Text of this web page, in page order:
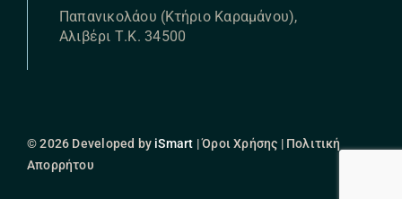
Παπανικολάου (Κτήριο Καραμάνου),
Αλιβέρι Τ.Κ. 34500
© 2026 Developed by iSmart | Όροι Χρήσης | Πολιτική
Απορρήτου